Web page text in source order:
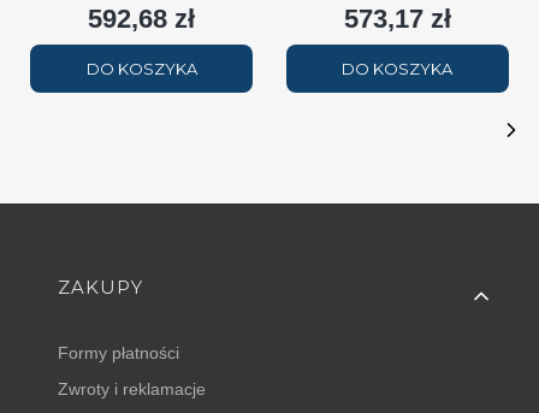
Cena
592,68 zł
DO KOSZYKA
Cena
573,17 zł
DO KOSZYKA
Linki w stopce
ZAKUPY
Formy płatności
Zwroty i reklamacje